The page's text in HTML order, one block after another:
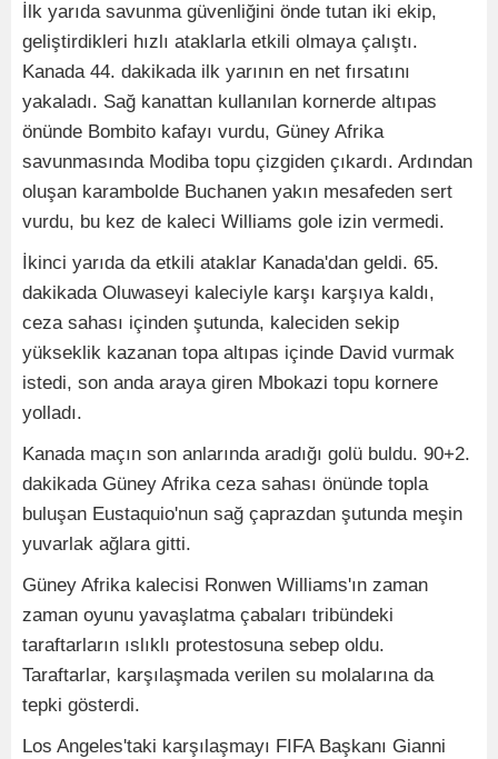
İlk yarıda savunma güvenliğini önde tutan iki ekip,
geliştirdikleri hızlı ataklarla etkili olmaya çalıştı.
Kanada 44. dakikada ilk yarının en net fırsatını
yakaladı. Sağ kanattan kullanılan kornerde altıpas
önünde Bombito kafayı vurdu, Güney Afrika
savunmasında Modiba topu çizgiden çıkardı. Ardından
oluşan karambolde Buchanen yakın mesafeden sert
vurdu, bu kez de kaleci Williams gole izin vermedi.
İkinci yarıda da etkili ataklar Kanada'dan geldi. 65.
dakikada Oluwaseyi kaleciyle karşı karşıya kaldı,
ceza sahası içinden şutunda, kaleciden sekip
yükseklik kazanan topa altıpas içinde David vurmak
istedi, son anda araya giren Mbokazi topu kornere
yolladı.
Kanada maçın son anlarında aradığı golü buldu. 90+2.
dakikada Güney Afrika ceza sahası önünde topla
buluşan Eustaquio'nun sağ çaprazdan şutunda meşin
yuvarlak ağlara gitti.
Güney Afrika kalecisi Ronwen Williams'ın zaman
zaman oyunu yavaşlatma çabaları tribündeki
taraftarların ıslıklı protestosuna sebep oldu.
Taraftarlar, karşılaşmada verilen su molalarına da
tepki gösterdi.
Los Angeles'taki karşılaşmayı FIFA Başkanı Gianni